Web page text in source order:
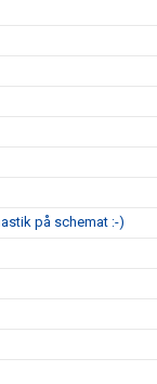
på schemat :-)